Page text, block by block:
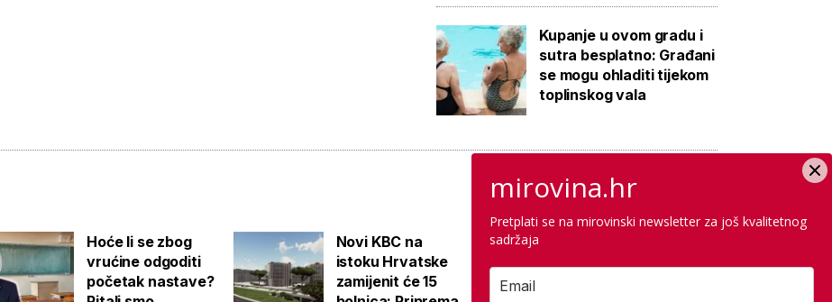
Kupanje u ovom gradu i
sutra besplatno: Građani
se mogu ohladiti tijekom
toplinskog vala
Hoće li se zbog
vrućine odgoditi
početak nastave?
Novi KBC na
istoku Hrvatske
zamijenit će 15
mirovina.hr
Pretplati se na mirovinski newsletter za još kvalitetnog
sadržaja